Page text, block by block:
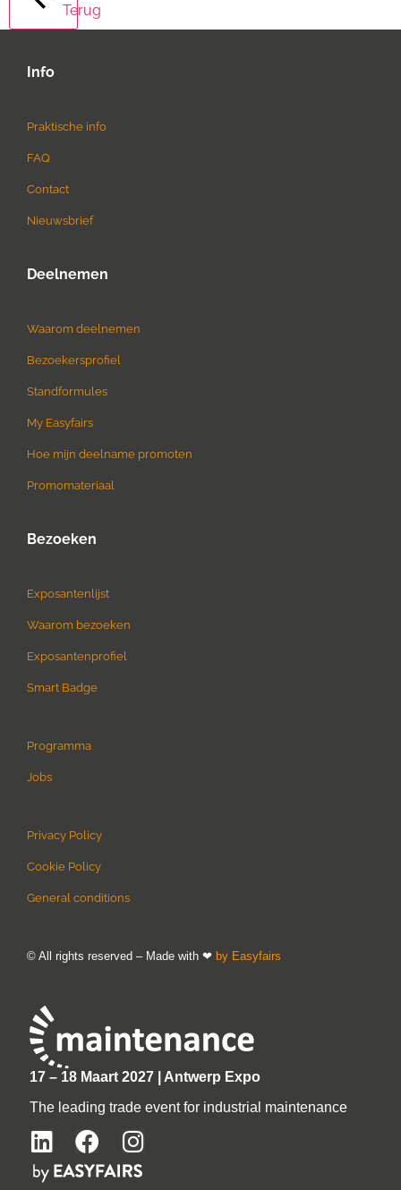
Terug
17 – 18 Maart 2027 | Antwerp Expo
The leading trade event for industrial maintenance
Info
Praktische info
FAQ
Contact
Nieuwsbrief
Deelnemen
Waarom deelnemen
Bezoekersprofiel
Standformules
My Easyfairs
Hoe mijn deelname promoten
Promomateriaal
Bezoeken
Exposantenlijst
Waarom bezoeken
Exposantenprofiel
Smart Badge
Programma
Jobs
Privacy Policy
Cookie Policy
General conditions
© All rights reserved – Made with ❤ by Easyfairs